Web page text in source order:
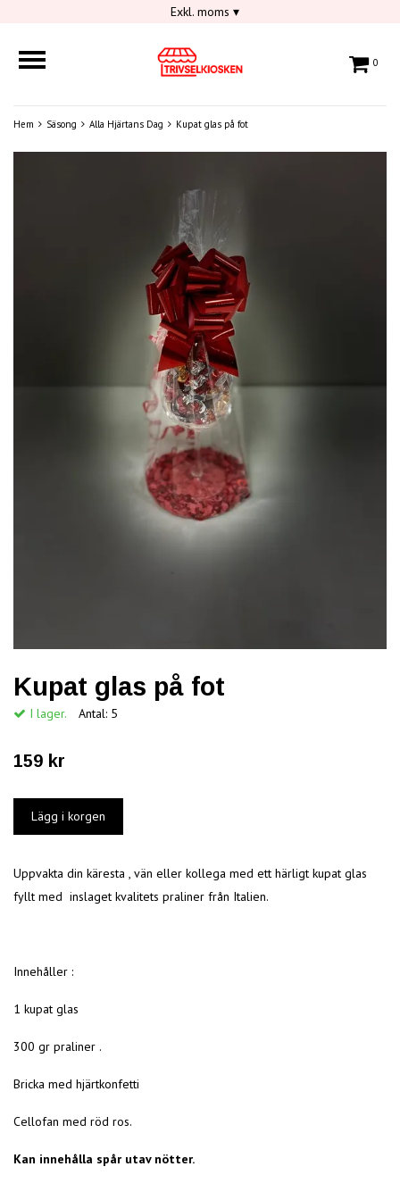
Exkl. moms ▾
0
Hem Säsong Alla Hjärtans Dag Kupat glas på fot
Kupat glas på fot
I lager. Antal: 5
159 kr
Uppvakta din käresta , vän eller kollega med ett härligt kupat glas
fyllt med inslaget kvalitets praliner från Italien.
Innehåller :
1 kupat glas
300 gr praliner .
Bricka med hjärtkonfetti
Cellofan med röd ros.
Kan innehålla spår utav nötter.